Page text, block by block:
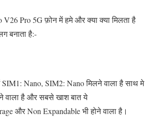
Pro 5G फ़ोन में हमे और क्या क्या मिलता है
बनाता है:-
Nano, SIM2: Nano मिलने वाला है साथ मे
वाला है और सबसे खाश बात ये
और Non Expandable भी होने वाला है।